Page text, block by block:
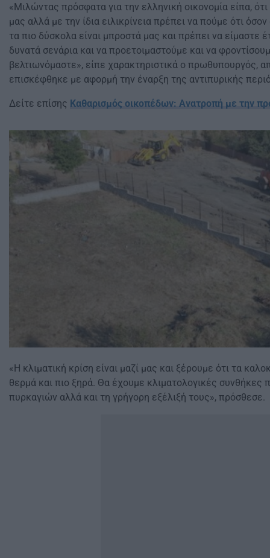
«Μιλώντας πρόσφατα για την ελληνική οικονομία είπα,
μας αλλά με την ίδια ειλικρίνεια πρέπει να πούμε ότι
τα πιο δύσκολα είναι μπροστά μας και πρέπει να είμαστε
δυνατά σενάρια και να προετοιμαστούμε και να
βελτιωνόμαστε», είπε χαρακτηριστικά ο πρωθυπουργός,
επισκέφθηκε με αφορμή την έναρξη της αντιπυρικής
Δείτε επίσης Καθαρισμός οικοπέδων: Ανατροπή με την
«Η κλιματική κρίση είναι μαζί μας και ξέρουμε ότι τα
θερμά και πιο ξηρά. Θα έχουμε κλιματολογικές συνθήκες
πυρκαγιών αλλά και τη γρήγορη εξέλιξή τους», πρόσθεσε.